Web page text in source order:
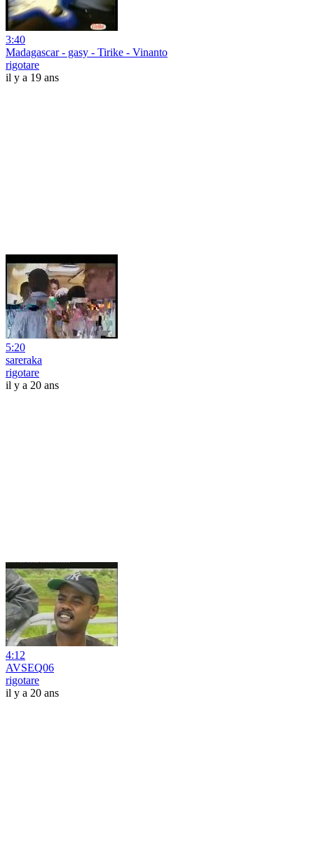
3:40
Madagascar - gasy - Tirike - Vinanto
rigotare
il y a 19 ans
5:20
sareraka
rigotare
il y a 20 ans
4:12
AVSEQ06
rigotare
il y a 20 ans